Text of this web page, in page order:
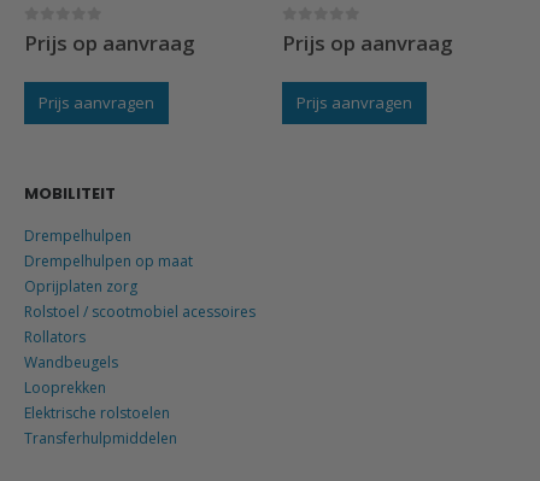
0 out of 5
Prijs op aanvraag
Prijs aanvragen
0 out of 5
Prijs op aanvraag
Prijs aanvragen
MOBILITEIT
Drempelhulpen
Drempelhulpen op maat
Oprijplaten zorg
Rolstoel / scootmobiel acessoires
Rollators
Wandbeugels
Looprekken
Elektrische rolstoelen
Transferhulpmiddelen